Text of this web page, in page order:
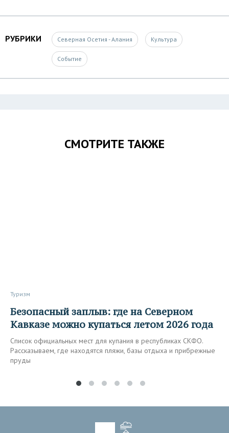
РУБРИКИ Северная Осетия - Алания Культура
Событие
СМОТРИТЕ ТАКЖЕ
Туризм
Безопасный заплыв: где на Северном
Кавказе можно купаться летом 2026 года
Список официальных мест для купания в республиках СКФО.
Рассказываем, где находятся пляжи, базы отдыха и прибрежные
пруды